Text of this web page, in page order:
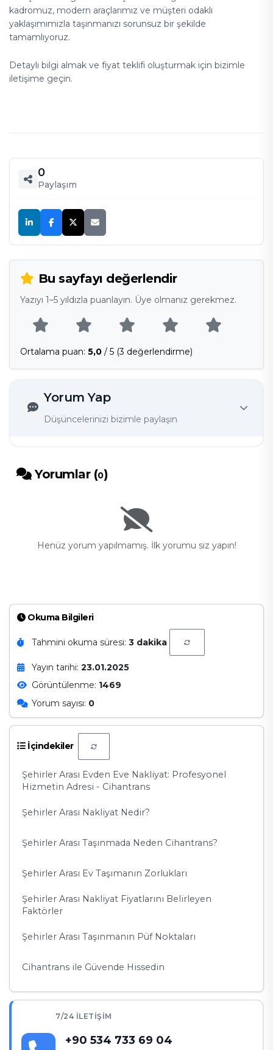
Okuma Bilgileri
Tahmini okuma süresi: 3 dakika
Yayın tarihi: 23.01.2025
Görüntülenme: 1469
Yorum sayısı: 0
İçindekiler
Şehirler Arası Evden Eve Nakliyat: Profesyonel
Hizmetin Adresi - Cihantrans
Şehirler Arası Nakliyat Nedir?
Şehirler Arası Taşınmada Neden Cihantrans?
Şehirler Arası Ev Taşımanın Zorlukları
Şehirler Arası Nakliyat Fiyatlarını Belirleyen
Faktörler
Şehirler Arası Taşınmanın Püf Noktaları
Cihantrans ile Güvende Hissedin
7/24 İLETIŞIM
+90 534 733 69 04
kadromuz, modern araçlarımız ve müşteri odaklı
yaklaşımımızla taşınmanızı sorunsuz bir şekilde
tamamlıyoruz.
Detaylı bilgi almak ve fiyat teklifi oluşturmak için bizimle
iletişime geçin.
0
Paylaşım
Bu sayfayı değerlendir
Yazıyı 1–5 yıldızla puanlayın. Üye olmanız gerekmez.
Ortalama puan: 5,0/ 5 (3 değerlendirme)
Yorum Yap
Düşüncelerinizi bizimle paylaşın
Yorumlar (0)
Henüz yorum yapılmamış. İlk yorumu siz yapın!